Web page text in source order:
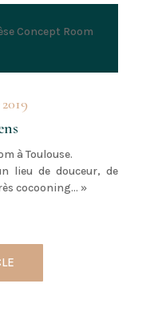
à Toulouse.
lieu de douceur, de
cocooning… »